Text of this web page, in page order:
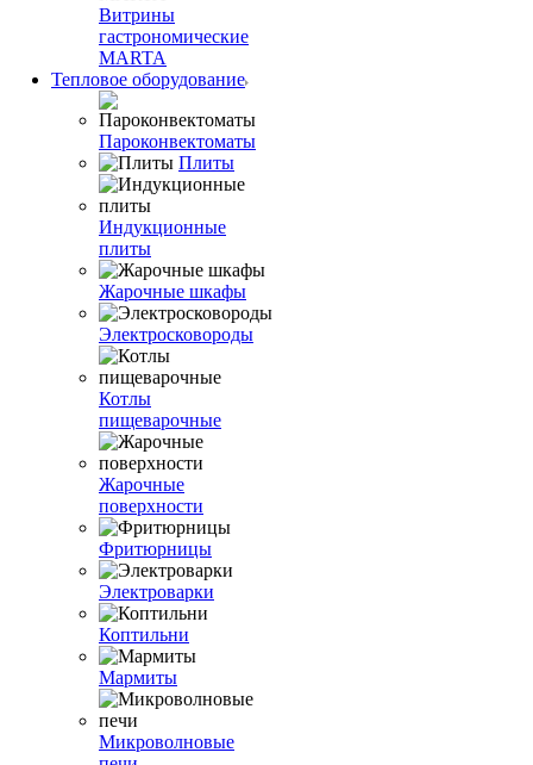
Витрины
гастрономические
MARTA
Тепловое оборудование
Пароконвектоматы
Плиты
Индукционные
плиты
Жарочные шкафы
Электросковороды
Котлы
пищеварочные
Жарочные
поверхности
Фритюрницы
Электроварки
Коптильни
Мармиты
Микроволновые